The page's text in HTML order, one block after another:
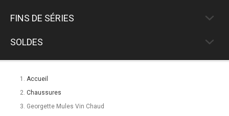
FINS DE SÉRIES
SOLDES
Accueil
Chaussures
Georgette Mules Vin Chaud